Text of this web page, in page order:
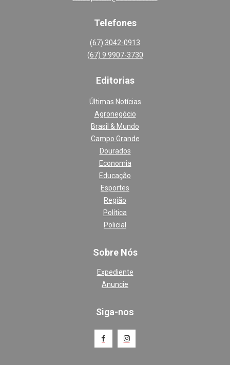
Telefones
(67) 3042-0913
(67) 9 9907-3730
Editorias
Últimas Notícias
Agronegócio
Brasil & Mundo
Campo Grande
Dourados
Economia
Educação
Esportes
Região
Política
Policial
Sobre Nós
Expediente
Anuncie
Siga-nos